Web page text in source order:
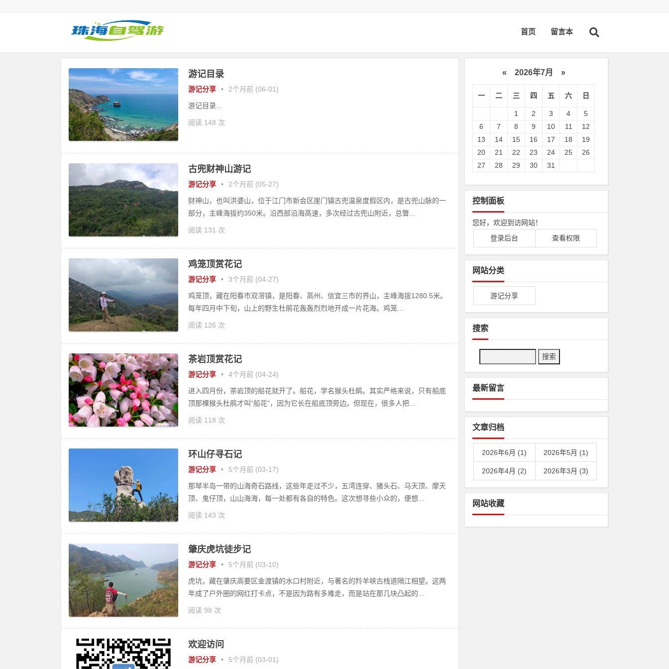
首页 留言本
游记目录
游记分享 • 2个月前 (06-01)
游记目录...
阅读 148 次
古兜财神山游记
游记分享 • 2个月前 (05-27)
财神山，也叫洪婆山，位于江门市新会区崖门镇古兜温泉度假区内，是古兜山脉的一
部分，主峰海拔约350米。沿西部沿海高速，多次经过古兜山附近，总瞥...
阅读 131 次
鸡笼顶赏花记
游记分享 • 3个月前 (04-27)
鸡笼顶，藏在阳春市双滘镇，是阳春、高州、信宜三市的界山，主峰海拔1280.5米。
每年四月中下旬，山上的野生杜鹃花轰轰烈烈地开成一片花海。鸡笼...
阅读 126 次
茶岩顶赏花记
游记分享 • 4个月前 (04-24)
进入四月份，茶岩顶的船花就开了。船花，学名猴头杜鹃。其实严格来说，只有船底
顶那棵猴头杜鹃才叫“船花”，因为它长在船底顶旁边。但现在，很多人把...
阅读 118 次
环山仔寻石记
游记分享 • 5个月前 (03-17)
那琴半岛一带的山海奇石路线，这些年走过不少，五湾连穿、猪头石、马天顶、摩天
顶、鬼仔顶，山山海海，每一处都有各自的特色。这次想寻些小众的，便想...
阅读 143 次
肇庆虎坑徒步记
游记分享 • 5个月前 (03-10)
虎坑，藏在肇庆高要区金渡镇的水口村附近，与著名的羚羊峡古栈道隔江相望。这两
年成了户外圈的网红打卡点，不是因为路有多难走，而是站在那几块凸起的...
阅读 98 次
欢迎访问
游记分享 • 5个月前 (03-01)
« 2026年7月 »
一 二 三 四 五 六 日
1 2 3 4
5
6
7 8 9 10 11
12
13
14 15 16 17 18
19
20
21 22 23 24 25
26
27
28 29 30 31
控制面板
您好，欢迎到访网站！
登录后台
查看权限
网站分类
游记分享
搜索
最新留言
文章归档
2026年6月 (1) 2026年5月 (1)
2026年4月 (2) 2026年3月 (3)
网站收藏